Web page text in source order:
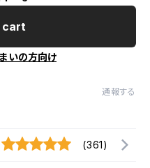
cart
いの方向け
通報する
(361)